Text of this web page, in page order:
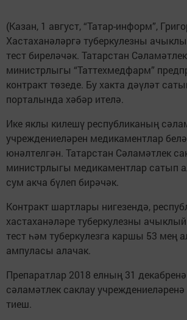
(Казан, 1 август, “Татар-информ”,
Хастаханәләргә туберкулезны
тест биреләчәк. Татарстан
министрлыгы “Таттехмедфарм”
контракт төзеде. Бу хакта дәүләт
порталында хәбәр ителә.
Ике яклы килешү республиканың
учреждениеләрен медикаментлар
юнәлтелгән. Татарстан Сәламәтлек
министрлыгы медикаментлар сатып
сум акча бүлеп бирәчәк.
Контракт шартлары нигезендә,
хастаханәләре туберкулезны
тест һәм туберкулезга каршы 53 мең
ампуласы алачак.
Препаратлар 2018 елның 31
сәламәтлек саклау
тиеш.